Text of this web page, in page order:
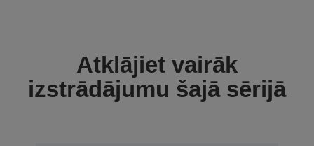
Atklājiet vairāk
izstrādājumu šajā sērijā